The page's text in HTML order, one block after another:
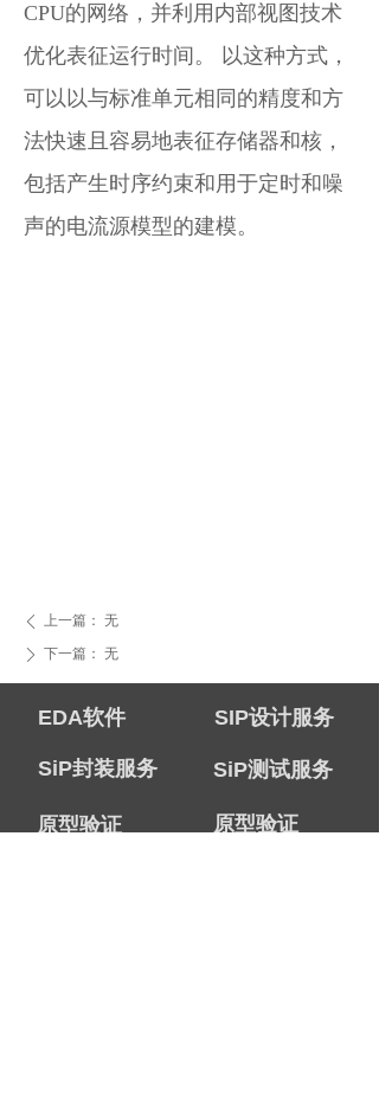
CPU的网络，并利用内部视图技术
优化表征运行时间。 以这种方式，
可以以与标准单元相同的精度和方
法快速且容易地表征存储器和核，
包括产生时序约束和用于定时和噪
声的电流源模型的建模。
ꄴ 上一篇： 无
ꄲ 下一篇： 无
EDA软件 SIP设计服务
SiP测试服务
SiP封装服务
原型验证 原型验证